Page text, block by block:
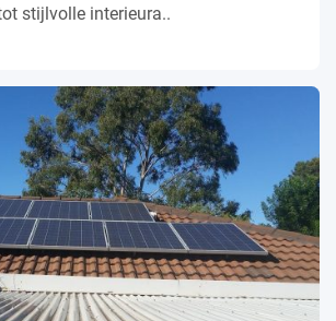
stijlvolle interieura..